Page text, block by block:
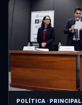
POLÍTICA · PRINCIPAL